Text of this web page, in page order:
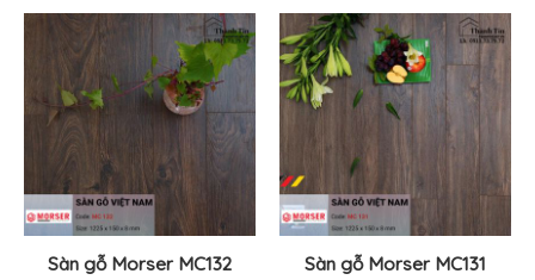
Sàn gỗ Morser MC132 Sàn gỗ Morser MC131